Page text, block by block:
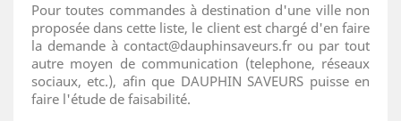
Pour toutes commandes à destination d'une ville non
proposée dans cette liste, le client est chargé d'en faire
la demande à contact@dauphinsaveurs.fr ou par tout
autre moyen de communication (telephone, réseaux
sociaux, etc.), afin que DAUPHIN SAVEURS puisse en
faire l'étude de faisabilité.